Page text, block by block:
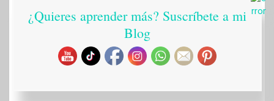
¿Quieres aprender más? Suscríbete a mi
Blog